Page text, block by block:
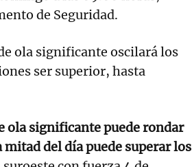
de Seguridad.
ola significante oscilará los
ser superior, hasta
ola significante puede rondar
del día puede superar los